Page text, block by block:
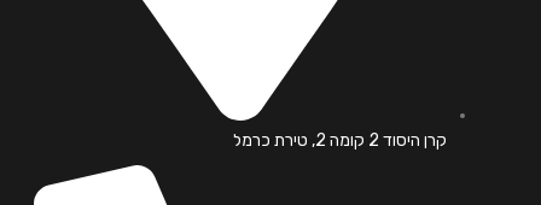
קרן היסוד 2 קומה 2, טירת כרמל